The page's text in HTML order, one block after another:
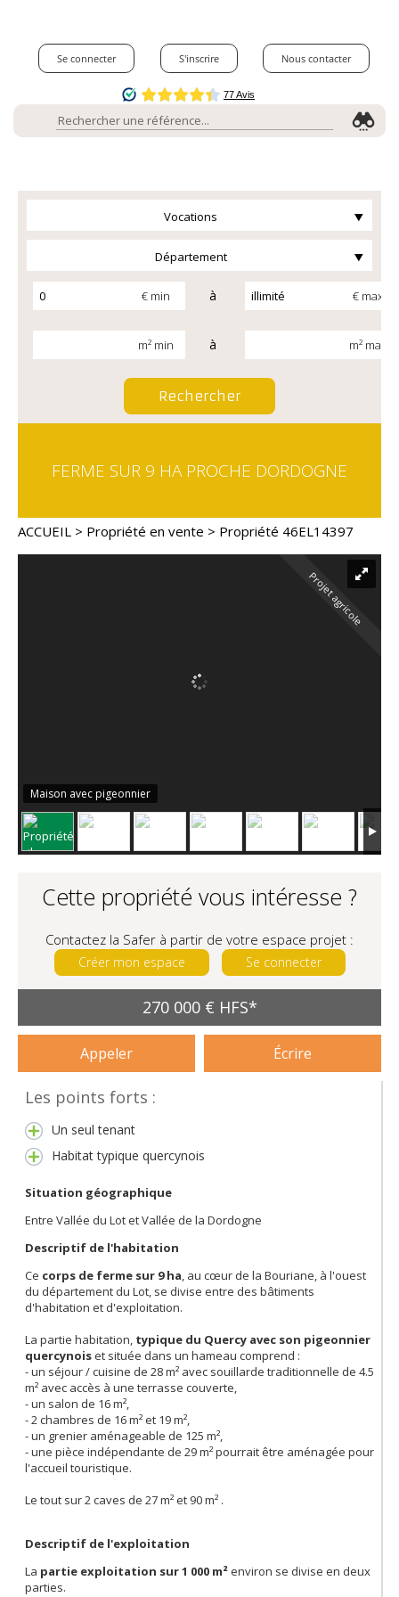
Se connecter S'inscrire Nous contacter
Vocations
Département
€ min à € max
m² min à m² max
FERME SUR 9 HA PROCHE DORDOGNE
ACCUEIL > Propriété en vente > Propriété 46EL14397
Projet agricole
Maison avec pigeonnier
Cette propriété vous intéresse ?
Contactez la Safer à partir de votre espace projet :
Créer mon espace Se connecter
270 000 € HFS*
Appeler Écrire
Les points forts :
Un seul tenant
Habitat typique quercynois
Situation géographique
Entre Vallée du Lot et Vallée de la Dordogne
Descriptif de l'habitation
Ce corps de ferme sur 9 ha, au cœur de la Bouriane, à l'ouest
du département du Lot, se divise entre des bâtiments
d'habitation et d'exploitation.
La partie habitation, typique du Quercy avec son pigeonnier
quercynoiset située dans un hameau comprend :
- un séjour / cuisine de 28 m² avec souillarde traditionnelle de 4.5
m² avec accès à une terrasse couverte,
- un salon de 16 m²,
- 2 chambres de 16 m² et 19 m²,
- un grenier aménageable de 125 m²,
- une pièce indépendante de 29 m² pourrait être aménagée pour
l'accueil touristique.
Le tout sur 2 caves de 27 m² et 90 m² .
Descriptif de l'exploitation
La partie exploitation sur 1 000 m²environ se divise en deux
parties.